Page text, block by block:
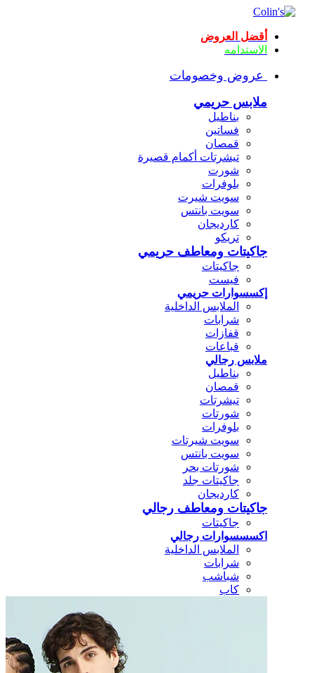
أقضل العروض
الاستدامه
عروض وخصومات
ملابس حريمي
بناطيل
فساتين
قمصان
تيشرتات أكمام قصيرة
شورت
بلوفرات
سويت شيرت
سويت بانتس
كارديجان
تريكو
جاكيتات ومعاطف حريمي
جاكيتات
فيست
إكسسوارات حريمي
الملابس الداخلية
شرابات
قفازات
قباعات
ملابس رجالي
بناطيل
قمصان
تيشرتات
شورتات
بلوفرات
سويت شيرتات
سويت بانتس
شورتات بحر
جاكيتات جلد
كارديجان
جاكيتات ومعاطف رجالي
جاكيتات
اكسسسوارات رجالي
الملابس الداخلية
شرابات
شباشب
كاب